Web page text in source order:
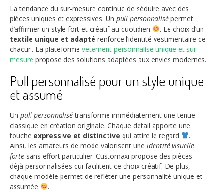
La tendance du sur-mesure continue de séduire avec des
pièces uniques et expressives. Un pull personnalisé permet
d’affirmer un style fort et créatif au quotidien
. Le choix d’un
textile unique et adapté renforce l’identité vestimentaire de
chacun. La plateforme vetement personnalise unique et sur
mesure propose des solutions adaptées aux envies modernes.
Pull personnalisé pour un style unique
et assumé
Un pull personnalisétransforme immédiatement une tenue
classique en création originale. Chaque détail apporte une
touche expressive et distinctive qui attire le regard
.
Ainsi, les amateurs de mode valorisent une identité visuelle
forte sans effort particulier. Customaxi propose des pièces
déjà personnalisées qui facilitent ce choix créatif. De plus,
chaque modèle permet de refléter une personnalité unique et
assumée
.